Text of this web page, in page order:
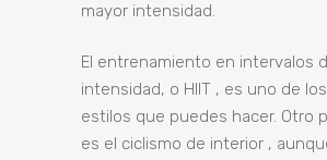
mayor intensidad.
El entrenamiento en intervalos
intensidad, o HIIT , es uno de
estilos que puedes hacer. Otro
es el ciclismo de interior ,